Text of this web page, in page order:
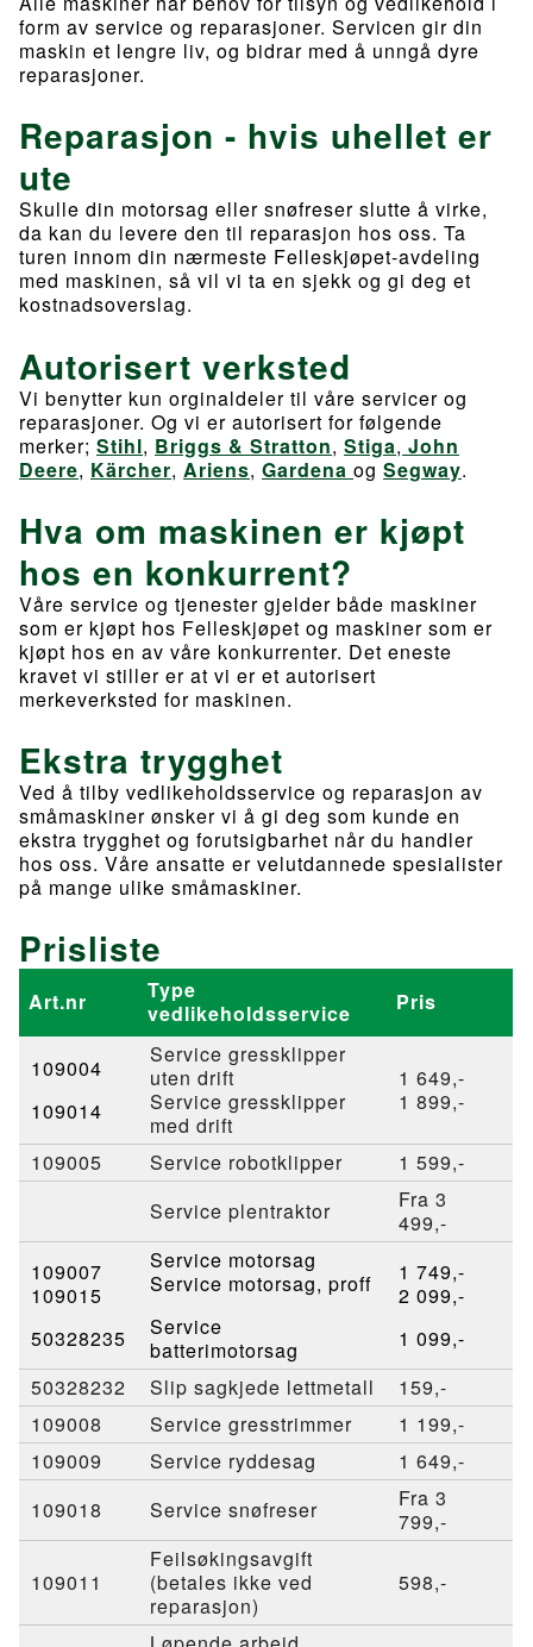
form av service og reparasjoner. Servicen gir din
maskin et lengre liv, og bidrar med å unngå dyre
reparasjoner.
Reparasjon - hvis uhellet er
ute
Skulle din motorsag eller snøfreser slutte å virke,
da kan du levere den til reparasjon hos oss. Ta
turen innom din nærmeste Felleskjøpet-avdeling
med maskinen, så vil vi ta en sjekk og gi deg et
kostnadsoverslag.
Autorisert verksted
Vi benytter kun orginaldeler til våre servicer og
reparasjoner. Og vi er autorisert for følgende
merker;Stihl, Briggs & Stratton,Stiga, John
Deere, Kärcher,Ariens,GardenaogSegway.
Hva om maskinen er kjøpt
hos en konkurrent?
Våre service og tjenester gjelder både maskiner
som er kjøpt hos Felleskjøpet og maskiner som er
kjøpt hos en av våre konkurrenter. Det eneste
kravet vi stiller er at vi er et autorisert
merkeverksted for maskinen.
Ekstra trygghet
Ved å tilby vedlikeholdsservice og reparasjon av
småmaskiner ønsker vi å gi deg som kunde en
ekstra trygghet og forutsigbarhet når du handler
hos oss. Våre ansatte er velutdannede spesialister
på mange ulike småmaskiner.
Prisliste
Art.nr
Type
vedlikeholdsservice
Pris
109004
109014
Service gressklipper
uten drift
Service gressklipper
med drift
1 649,-
1 899,-
109005 Service robotklipper
1 599,-
Service plentraktor
Fra 3
499,-
109007
109015
50328235
Service motorsag
Service motorsag, proff
Service
batterimotorsag
1 749,-
2 099,-
1 099,-
50328232
Slip sagkjede lettmetall
159,-
109008
Service gresstrimmer
1 199,-
109009
Service ryddesag
1 649,-
109018
Service snøfreser
Fra 3
799,-
109011
Feilsøkingsavgift
(betales ikke ved
reparasjon)
598,-